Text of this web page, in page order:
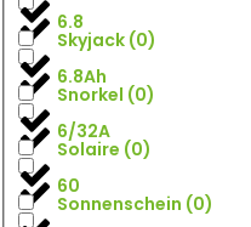
Skyjack (0)
Snorkel (0)
Solaire (0)
Sonnenschein (0)
6.8
6.8Ah
6/32A
60